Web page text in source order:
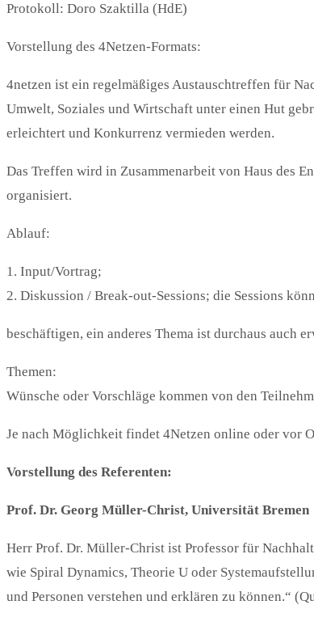
Protokoll: Doro Szaktilla (HdE)
Vorstellung des 4Netzen-Formats:
4netzen ist ein regelmäßiges Austauschtreffen für
Umwelt, Soziales und Wirtschaft unter einen Hut
erleichtert und Konkurrenz vermieden werden.
Das Treffen wird in Zusammenarbeit von Haus des
organisiert.
Ablauf:
1. Input/Vortrag;
2. Diskussion / Break-out-Sessions; die Sessions
beschäftigen, ein anderes Thema ist durchaus auch
Themen:
Wünsche oder Vorschläge kommen von den
Je nach Möglichkeit findet 4Netzen online oder vor
Vorstellung des Referenten:
Prof. Dr. Georg Müller-Christ, Universität Bremen
Herr Prof. Dr. Müller-Christ ist Professor für
wie Spiral Dynamics, Theorie U oder
und Personen verstehen und erklären zu können.“